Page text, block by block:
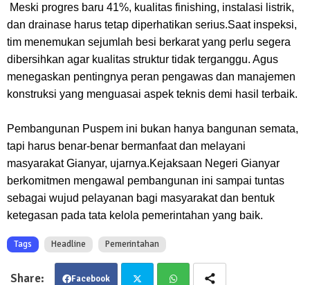
Meski progres baru 41%, kualitas finishing, instalasi listrik,
dan drainase harus tetap diperhatikan serius.Saat inspeksi,
tim menemukan sejumlah besi berkarat yang perlu segera
dibersihkan agar kualitas struktur tidak terganggu. Agus
menegaskan pentingnya peran pengawas dan manajemen
konstruksi yang menguasai aspek teknis demi hasil terbaik.
Pembangunan Puspem ini bukan hanya bangunan semata,
tapi harus benar-benar bermanfaat dan melayani
masyarakat Gianyar, ujarnya.Kejaksaan Negeri Gianyar
berkomitmen mengawal pembangunan ini sampai tuntas
sebagai wujud pelayanan bagi masyarakat dan bentuk
ketegasan pada tata kelola pemerintahan yang baik.
Tags Headline Pemerintahan
Facebook